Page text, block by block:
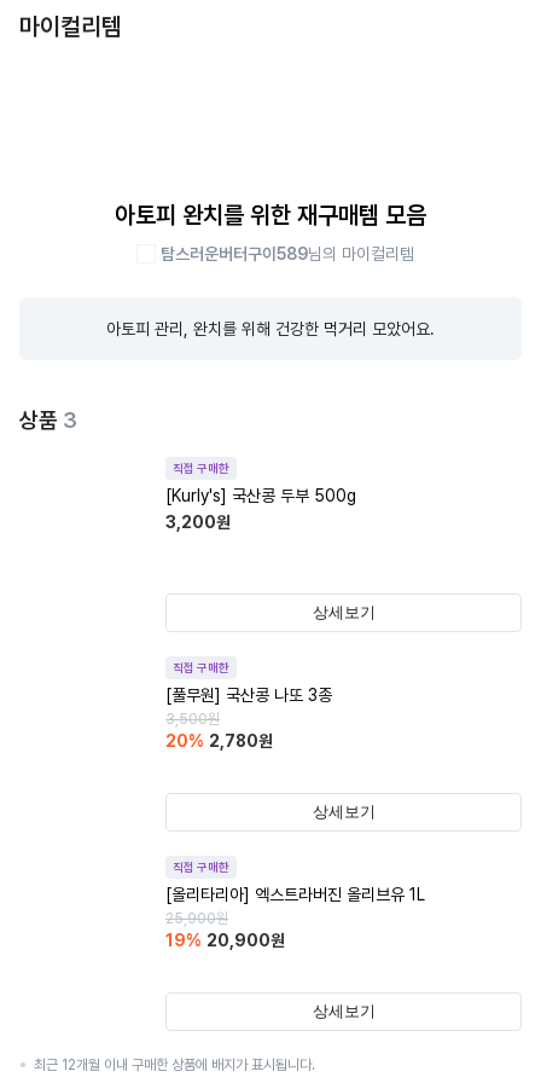
마이컬리템
아토피 완치를 위한 재구매템 모음
탐스러운버터구이589님의 마이컬리템
아토피 관리, 완치를 위해 건강한 먹거리 모았어요.
상품 3
직접 구매한
[Kurly's] 국산콩 두부 500g
3,200원
상세보기
직접 구매한
[풀무원] 국산콩 나또 3종
3,500원
20% 2,780원
상세보기
직접 구매한
[올리타리아] 엑스트라버진 올리브유 1L
25,900원
19% 20,900원
상세보기
최근 12개월 이내 구매한 상품에 배지가 표시됩니다.